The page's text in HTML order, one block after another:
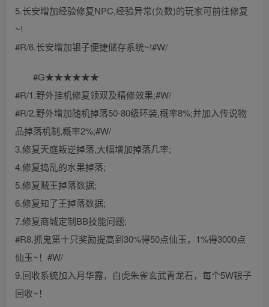
5.长安增加经验修复NPC,经验异常(负数)的玩家可前往修复
~!
#R/6.长安增加银子便捷储存系统~!#W/
#G★★★★★★
#R/1.野外挂机修复领双及精修效果;#W/
#R/2.野外增加随机掉落50-80级环装,概率8%;并加入传说物
品掉落机制,概率2%;#W/
3.修复天庭叛逆掉落,大幅增加掉落几率;
4.修复捣乱的水果掉落;
5.修复贼王掉落数据;
6.修复知了王掉落数据;
7.修复商城定制BB技能问题;
#R8.抓鬼第十只奖励提高到30%得50点仙玉，1%得3000点
仙玉~！#W/
9.回收系统加入月华露，白虎朱雀玄武青龙石，每个5W银子
回收~！